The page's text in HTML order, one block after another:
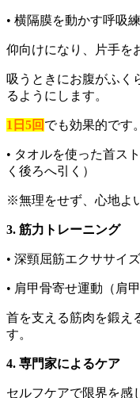
• 横隔膜を動かす呼吸
仰向けになり、片手を
吸うときにお腹がふく
るようにします。
1日5回 でも効果的です。
• タオルを使った首ス
く後ろへ引く）
※無理をせず、心地よ
3. 筋力トレーニング
• 深頸屈筋エクササイ
• 肩甲骨寄せ運動（肩
首を支える筋肉を鍛え
す。
4. 専門家によるケア
セルフケアで限界を感